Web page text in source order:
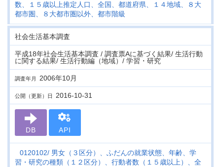
数、１５歳以上推定人口、全国、都道府県、１４地域、８大
都市圏、８大都市圏以外、都市階級
社会生活基本調査
平成18年社会生活基本調査 / 調査票Aに基づく結果/ 生活行動
に関する結果/ 生活行動編（地域）/ 学習・研究
調査年月 2006年10月
公開（更新）日 2016-10-31
DB API
0120102
男女（３区分）、ふだんの就業状態、年齢、学
習・研究の種類（１２区分）、行動者数（１５歳以上）、全